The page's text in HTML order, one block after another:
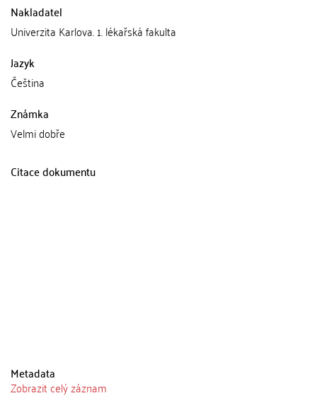
Nakladatel
Univerzita Karlova. 1. lékařská fakulta
Jazyk
Čeština
Známka
Velmi dobře
Citace dokumentu
Metadata
Zobrazit celý záznam